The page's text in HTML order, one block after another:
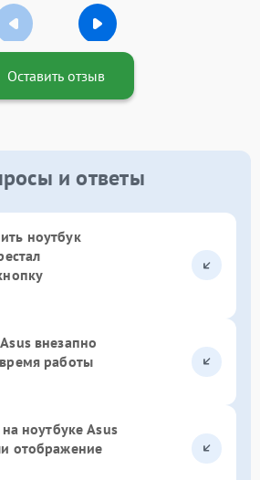
Оставить отзыв
и ответы
ноутбук
внезапно
работы
ноутбуке Asus
отображение